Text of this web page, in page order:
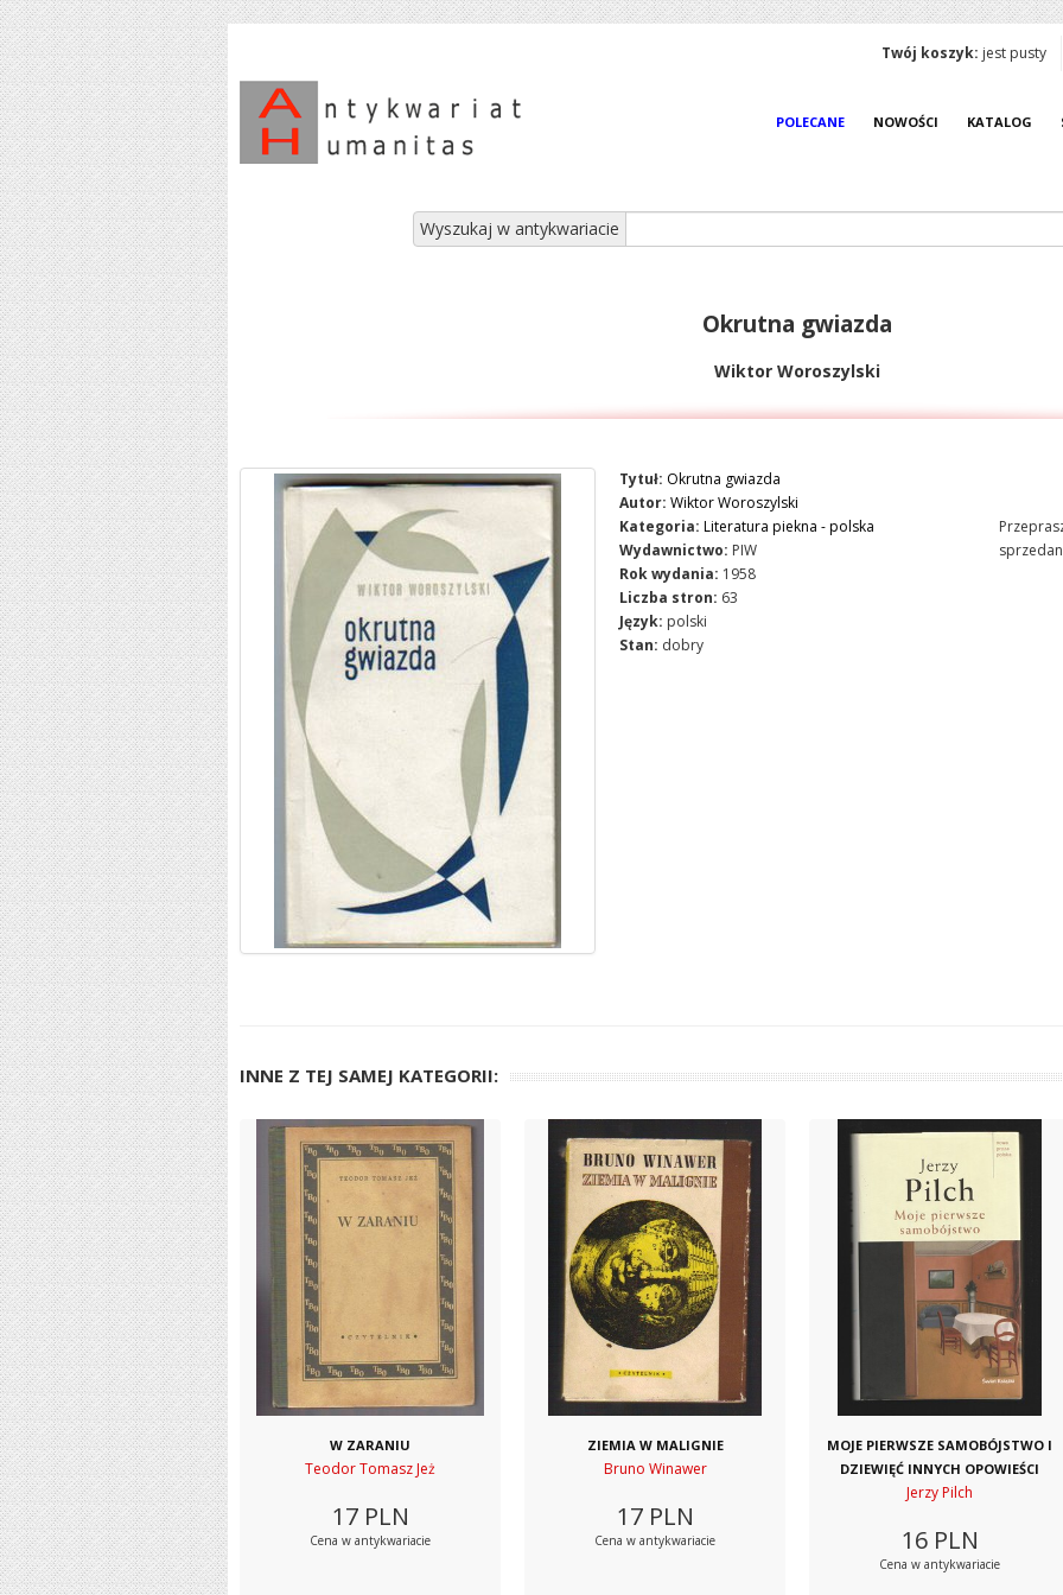
Twój koszyk: jest pusty
POLECANE NOWOŚCI KATALOG
Wyszukaj w antykwariacie
Okrutna gwiazda
Wiktor Woroszylski
Tytuł: Okrutna gwiazda
Autor: Wiktor Woroszylski
Kategoria: Literatura piekna - polska
Wydawnictwo: PIW
Rok wydania: 1958
Liczba stron: 63
Język: polski
Stan: dobry
INNE Z TEJ SAMEJ KATEGORII:
W ZARANIU
Teodor Tomasz Jeż
17 PLN
Cena w antykwariacie
ZIEMIA W MALIGNIE
Bruno Winawer
17 PLN
Cena w antykwariacie
MOJE PIERWSZE SAMOBÓJSTWO I
DZIEWIĘĆ INNYCH OPOWIEŚCI
Jerzy Pilch
16 PLN
Cena w antykwariacie